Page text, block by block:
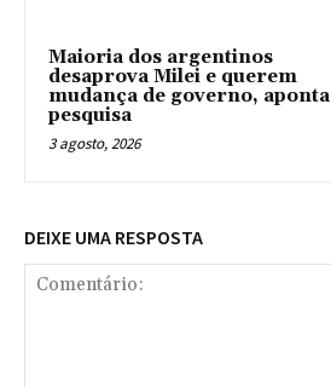
Maioria dos argentinos
desaprova Milei e querem
mudança de governo, aponta
pesquisa
3 agosto, 2026
DEIXE UMA RESPOSTA